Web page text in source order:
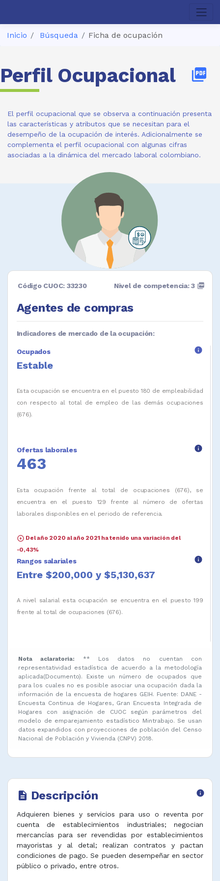
Inicio Búsqueda Ficha de ocupación
Perfil Ocupacional picture_as_pdf
El perfil ocupacional que se observa a continuación presenta
las características y atributos que se necesitan para el
desempeño de la ocupación de interés. Adicionalmente se
complementa el perfil ocupacional con algunas cifras
asociadas a la dinámica del mercado laboral colombiano.
Código CUOC: 33230
Agentes de compras
Nivel de competencia: 3 picture_as_pdf
Indicadores de mercado de la ocupación:
Ocupados info
Estable
Esta ocupación se encuentra en el puesto 180 de empleabilidad
con respecto al total de empleo de las demás ocupaciones
(676).
Ofertas laborales info
463
Esta ocupación frente al total de ocupaciones (676), se
encuentra en el puesto 129 frente al número de ofertas
laborales disponibles en el periodo de referencia.
arrow_circle_down Del año 2020 al año 2021 ha tenido una variación del
-0,43%
Rangos salariales info
Entre $200,000 y $5,130,637
A nivel salarial esta ocupación se encuentra en el puesto 199
frente al total de ocupaciones (676).
Nota aclaratoria:
** Los datos no cuentan con
representatividad estadística de acuerdo a la metodología
aplicada(Documento). Existe un número de ocupados que
para los cuales no es posible asociar una ocupación dada la
información de la encuesta de hogares GEIH. Fuente: DANE -
Encuesta Continua de Hogares, Gran Encuesta Integrada de
Hogares con asignación de CUOC según parámetros del
modelo de emparejamiento estadístico Mintrabajo. Se usan
datos expandidos con proyecciones de población del Censo
Nacional de Población y Vivienda (CNPV) 2018.
description Descripción info
Adquieren bienes y servicios para uso o reventa por
cuenta de establecimientos industriales; negocian
mercancías para ser revendidas por establecimientos
mayoristas y al detal; realizan contratos y pactan
condiciones de pago. Se pueden desempeñar en sector
público o privado, entre otros.